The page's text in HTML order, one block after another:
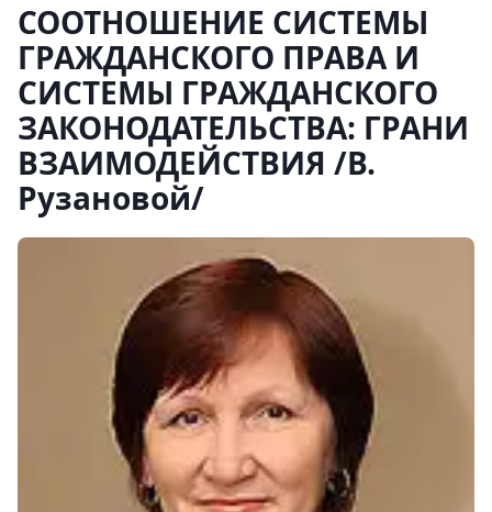
СООТНОШЕНИЕ СИСТЕМЫ
ГРАЖДАНСКОГО ПРАВА И
СИСТЕМЫ ГРАЖДАНСКОГО
ЗАКОНОДАТЕЛЬСТВА: ГРАНИ
ВЗАИМОДЕЙСТВИЯ /В.
Рузановой/